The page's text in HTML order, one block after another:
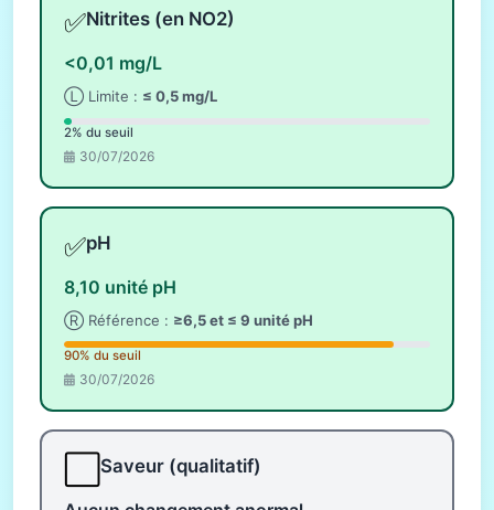
✅Nitrites (en NO2)
<0,01 mg/L
Ⓛ Limite : ≤ 0,5 mg/L
2% du seuil
30/07/2026
✅pH
8,10 unité pH
Ⓡ Référence : ≥6,5 et ≤ 9 unité pH
90% du seuil
30/07/2026
Saveur (qualitatif)